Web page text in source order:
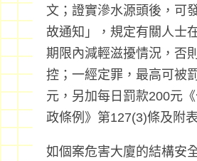
文；證實滲水源頭後，可
故通知」，規定有關人士
期限內減輕滋擾情況，否
控；一經定罪，最高可被
元，另加每日罰款200元
政條例》第127(3)條及附
如個案危害大廈的結構安